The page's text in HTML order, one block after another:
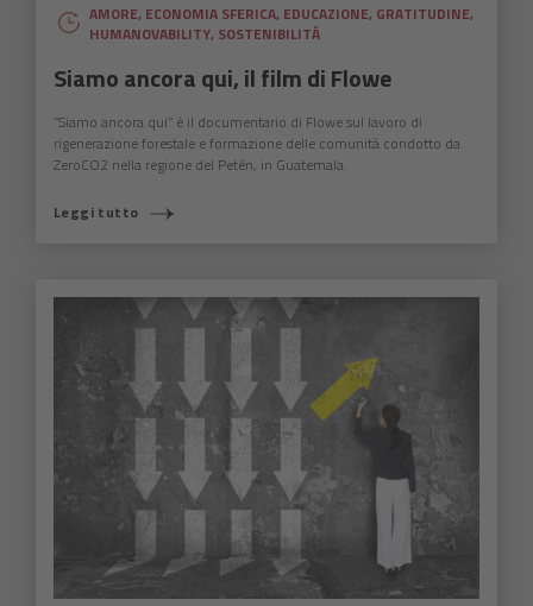
AMORE, ECONOMIA SFERICA, EDUCAZIONE, GRATITUDINE,
HUMANOVABILITY, SOSTENIBILITÀ
Siamo ancora qui, il film di Flowe
“Siamo ancora qui” è il documentario di Flowe sul lavoro di
rigenerazione forestale e formazione delle comunità condotto da
ZeroCO2 nella regione del Petén, in Guatemala.
Leggi tutto